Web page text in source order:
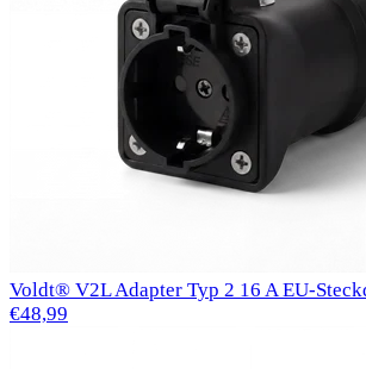
Voldt® V2L Adapter Typ 2 16 A EU-
€48,99